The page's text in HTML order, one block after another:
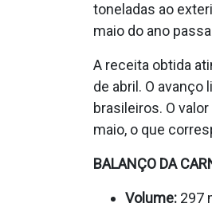
toneladas ao
maio do ano
A receita obtida
de abril. O
brasileiros. O
maio, o que
BALANÇO DA
Volume: 297